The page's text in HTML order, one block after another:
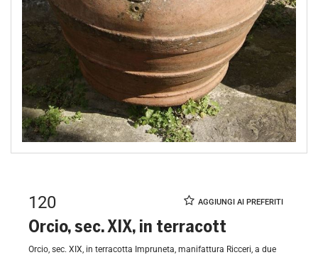
120
Orcio, sec. XIX, in terracott
Orcio, sec. XIX, in terracotta Impruneta, manifattura Ricceri, a due